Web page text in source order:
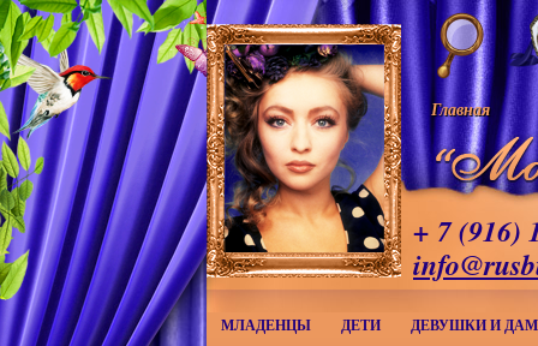
Главная
+ 7 (916)
МЛАДЕНЦЫ ДЕТИ ДЕВУШКИ И